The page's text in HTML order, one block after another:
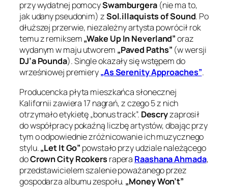
przy wydatnej pomocySwamburgera(nie ma to,
jak udany pseudonim) zSol.illaquists of Sound. Po
dłuższej przerwie, niezależny artysta powrócił rok
temu z remiksem„Wake Up In Neverland”oraz
wydanym w maju utworem „Paved Paths” (w wersji
DJ’a Pounda). Single okazały się wstępem do
wrześniowej premiery„As Serenity Approaches”.
Producencka płyta mieszkańca słonecznej
Kalifornii zawiera 17 nagrań, z czego 5 z nich
otrzymało etykietę „bonus track”. Descryzaprosił
do współpracy pokaźną liczbę artystów, dbając przy
tym o odpowiednie zróżnicowanie ich muzycznego
stylu.„Let It Go” powstało przy udziale należącego
doCrown City Rcokers rapera Raashana Ahmada,
przedstawicielem szalenie poważanego przez
gospodarza albumu zespołu. „Money Won’t”